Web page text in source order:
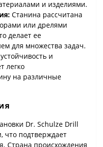
и изделиями.
Станина рассчитана
или дрелями
делает ее
для множества задач.
и
легко
на различные
Dr. Schulze Drill
что подтверждает
Страна происхождения